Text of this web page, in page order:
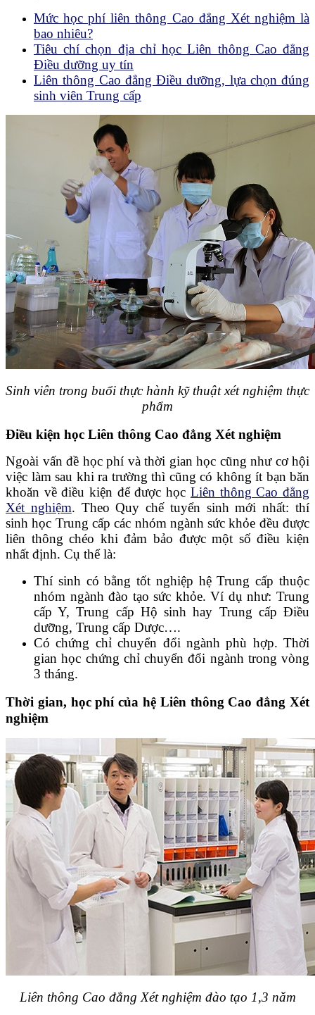
Mức học phí liên thông Cao đẳng Xét nghiệm là
bao nhiêu?
Tiêu chí chọn địa chỉ học Liên thông Cao đẳng
Điều dưỡng uy tín
Liên thông Cao đẳng Điều dưỡng, lựa chọn đúng
sinh viên Trung cấp
Sinh viên trong buổi thực hành kỹ thuật xét nghiệm thực
phẩm
Điều kiện học Liên thông Cao đẳng Xét nghiệm
Ngoài vấn đề học phí và thời gian học cũng như cơ hội
việc làm sau khi ra trường thì cũng có không ít bạn băn
khoăn về điều kiện để được học Liên thông Cao đẳng
Xét nghiệm. Theo Quy chế tuyển sinh mới nhất: thí
sinh học Trung cấp các nhóm ngành sức khỏe đều được
liên thông chéo khi đảm bảo được một số điều kiện
nhất định. Cụ thể là:
Thí sinh có bằng tốt nghiệp hệ Trung cấp thuộc
nhóm ngành đào tạo sức khỏe. Ví dụ như: Trung
cấp Y, Trung cấp Hộ sinh hay Trung cấp Điều
dưỡng, Trung cấp Dược….
Có chứng chỉ chuyển đổi ngành phù hợp. Thời
gian học chứng chỉ chuyển đổi ngành trong vòng
3 tháng.
Thời gian, học phí của hệ Liên thông Cao đẳng Xét
nghiệm
Liên thông Cao đẳng Xét nghiệm đào tạo 1,3 năm